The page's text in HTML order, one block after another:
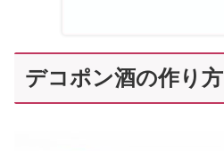
デコポン酒の作り方